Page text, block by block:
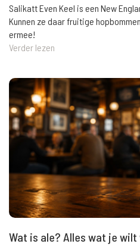
Salikatt Even Keel is een New
Kunnen ze daar fruitige
ermee!
Verder lezen
Wat is ale? Alles wat je